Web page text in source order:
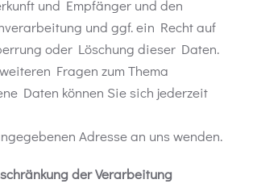
und Empfänger und den
und ggf. ein Recht auf
oder Löschung dieser Daten.
Fragen zum Thema
Daten können Sie sich jederzeit
Adresse an uns wenden.
der Verarbeitung